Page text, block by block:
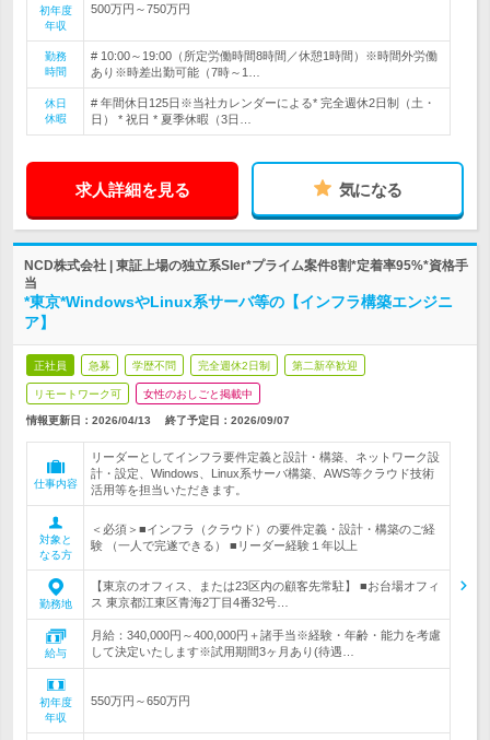
初年度
年収
500万円～750万円
勤務
時間
# 10:00～19:00（所定労働時間8時間／休憩1時間）※時間外労働
あり※時差出勤可能（7時～1…
休日
休暇
# 年間休日125日※当社カレンダーによる* 完全週休2日制（土・
日） * 祝日 * 夏季休暇（3日…
求人詳細を見る 気になる
NCD株式会社 | 東証上場の独立系SIer*プライム案件8割*定着率95%*資格手
当
*東京*WindowsやLinux系サーバ等の【インフラ構築エンジニ
ア】
正社員 急募 学歴不問 完全週休2日制 第二新卒歓迎
リモートワーク可 女性のおしごと掲載中
情報更新日：2026/04/13 終了予定日： 2026/09/07
仕事内容
リーダーとしてインフラ要件定義と設計・構築、ネットワーク設
計・設定、Windows、Linux系サーバ構築、AWS等クラウド技術
活用等を担当いただきます。
対象と
なる方
＜必須＞■インフラ（クラウド）の要件定義・設計・構築のご経
験 （一人で完遂できる） ■リーダー経験１年以上
勤務地
【東京のオフィス、または23区内の顧客先常駐】 ■お台場オフィ
ス 東京都江東区青海2丁目4番32号…
給与
月給：340,000円～400,000円＋諸手当※経験・年齢・能力を考慮
して決定いたします※試用期間3ヶ月あり(待遇…
初年度
年収
550万円～650万円